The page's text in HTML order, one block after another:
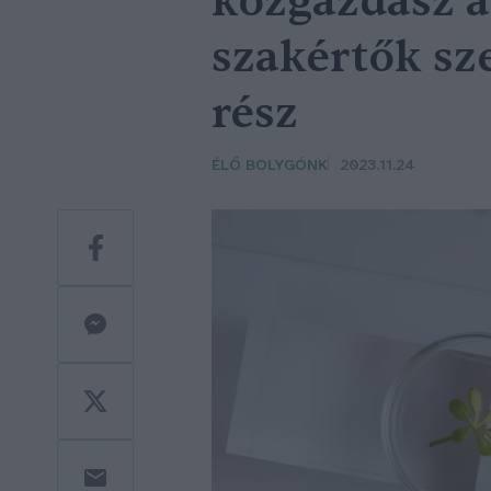
szakértők
rész
ÉLŐ BOLYGÓNK 2023.11.24